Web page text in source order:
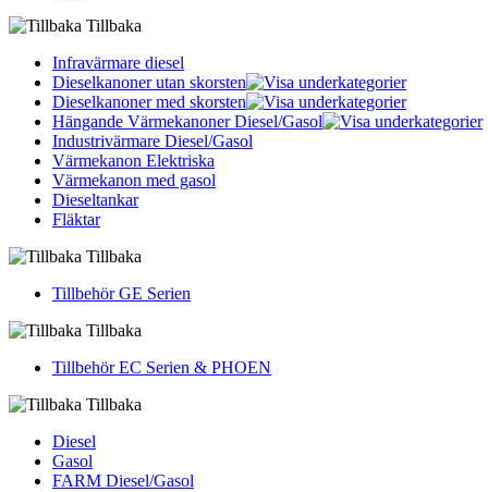
Tillbaka
Infravärmare diesel
Dieselkanoner utan skorsten
Dieselkanoner med skorsten
Hängande Värmekanoner Diesel/Gasol
Industrivärmare Diesel/Gasol
Värmekanon Elektriska
Värmekanon med gasol
Dieseltankar
Fläktar
Tillbaka
Tillbehör GE Serien
Tillbaka
Tillbehör EC Serien & PHOEN
Tillbaka
Diesel
Gasol
FARM Diesel/Gasol